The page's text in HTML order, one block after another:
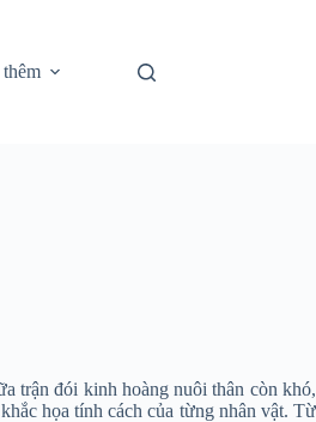
trận đói kinh hoàng nuôi thân còn khó,
họa tính cách của từng nhân vật. Từ